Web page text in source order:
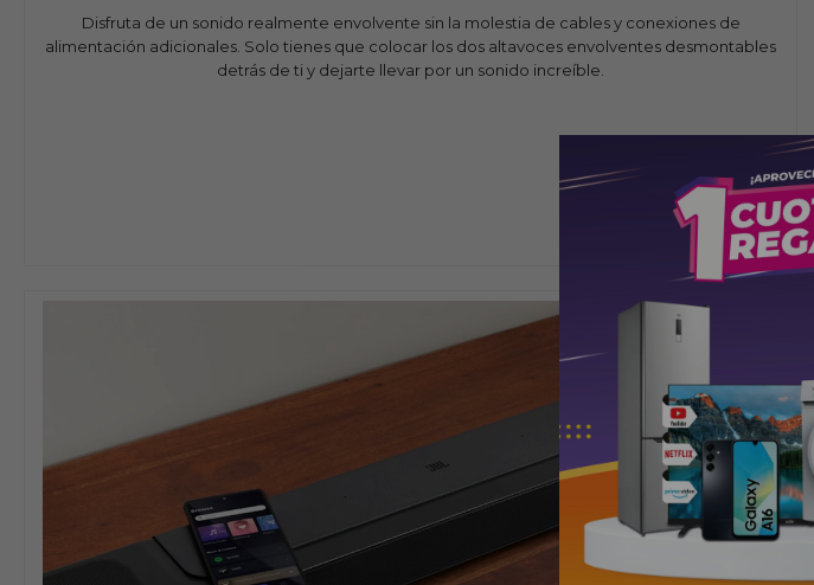
Disfruta de un sonido realmente envolvente sin la molestia de cables y conexiones de
alimentación adicionales. Solo tienes que colocar los dos altavoces envolventes desmontables
detrás de ti y dejarte llevar por un sonido increíble.